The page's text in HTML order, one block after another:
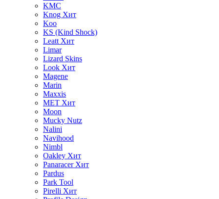
KMC
Knog Хит
Koo
KS (Kind Shock)
Leatt Хит
Limar
Lizard Skins
Look Хит
Magene
Marin
Maxxis
MET Хит
Moon
Mucky Nutz
Nalini
Navihood
Nimbl
Oakley Хит
Panaracer Хит
Pardus
Park Tool
Pirelli Хит